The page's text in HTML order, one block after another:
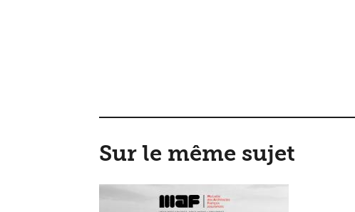
Sur le même sujet